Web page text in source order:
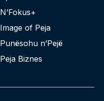
N’Fokus+
Image of Peja
Punësohu n’Pejë
Peja Biznes